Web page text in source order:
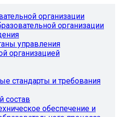
организации
организации
управления
организацией
стандарты и требования
состав
обеспечение и